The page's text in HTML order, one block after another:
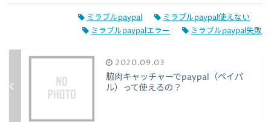
ミラブルpaypal
ミラブルpaypal使えない
ミラブルpaypalエラー
ミラブルpaypal失敗
2020.09.03
脇肉キャッチャーでpaypal（ペイパ
ル）って使えるの？